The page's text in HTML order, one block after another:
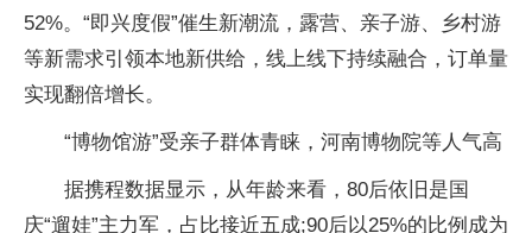
52%。“即兴度假”催生新潮流，露营、亲子游、乡村游
等新需求引领本地新供给，线上线下持续融合，订单量
实现翻倍增长。
“博物馆游”受亲子群体青睐，河南博物院等人气高
据携程数据显示，从年龄来看，80后依旧是国
庆“遛娃”主力军，占比接近五成;90后以25%的比例成为